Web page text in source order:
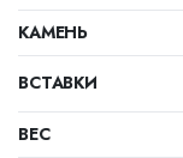
КАМЕНЬ
ВСТАВКИ
ВЕС